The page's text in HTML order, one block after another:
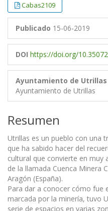
Cabas2109
Publicado 15-06-2019
DOI https://doi.org/
Ayuntamiento de Utrillas
Ayuntamiento de Utrillas
Resumen
Utrillas es un pueblo con una
que ha sabido hacer del
cultural que convierte en muy
de la llamada Cuenca Minera
Aragón (España).
Para dar a conocer cómo fue
marcada por la minería, tuvo
serie de espacios en varias